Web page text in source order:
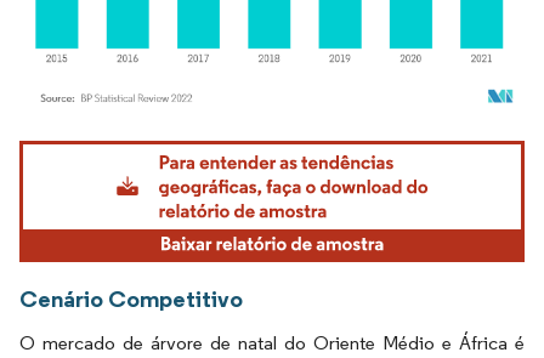
Imagem © Mordor Intelligence. O reuso requer atribuição conforme CC BY 4.0.
Cenário Competitivo
O mercado de árvore de natal do Oriente Médio e África é